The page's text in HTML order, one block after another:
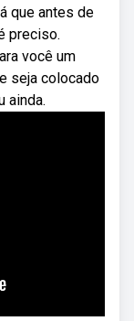
que antes de
preciso.
você um
seja colocado
ainda.